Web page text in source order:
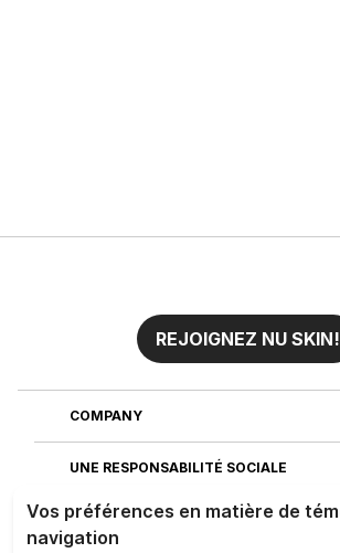
REJOIGNEZ NU SKIN!
COMPANY
UNE RESPONSABILITÉ SOCIALE
REJOIGNEZ NOTRE EQUIPE